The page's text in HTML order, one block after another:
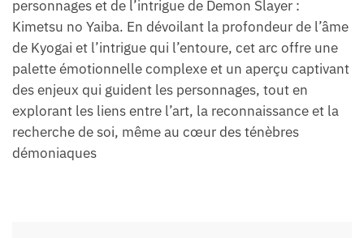
personnages et de l’intrigue de Demon Slayer :
Kimetsu no Yaiba. En dévoilant la profondeur de l’âme
de Kyogai et l’intrigue qui l’entoure, cet arc offre une
palette émotionnelle complexe et un aperçu captivant
des enjeux qui guident les personnages, tout en
explorant les liens entre l’art, la reconnaissance et la
recherche de soi, même au cœur des ténèbres
démoniaques